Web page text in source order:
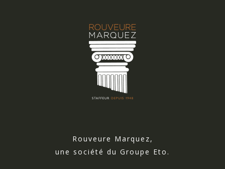
Rouveure Marquez,
une société du Groupe Eto.